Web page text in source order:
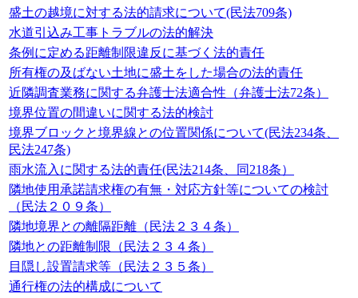
盛土の越境に対する法的請求について(民法709条)
水道引込み工事トラブルの法的解決
条例に定める距離制限違反に基づく法的責任
所有権の及ばない土地に盛土をした場合の法的責任
近隣調査業務に関する弁護士法適合性（弁護士法72条）
境界位置の間違いに関する法的検討
境界ブロックと境界線との位置関係について(民法234条、
民法247条)
雨水流入に関する法的責任(民法214条、同218条）
隣地使用承諾請求権の有無・対応方針等についての検討
（民法２０９条）
隣地境界との離隔距離（民法２３４条）
隣地との距離制限（民法２３４条）
目隠し設置請求等（民法２３５条）
通行権の法的構成について